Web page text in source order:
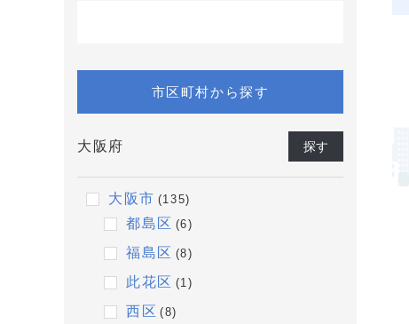
市区町村から探す
大阪府 探す
大阪市 (135)
都島区 (6)
福島区 (8)
此花区 (1)
西区 (8)